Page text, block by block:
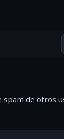
de otros